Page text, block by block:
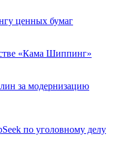
ценных бумаг
«Кама Шиппинг»
за модернизацию
по уголовному делу